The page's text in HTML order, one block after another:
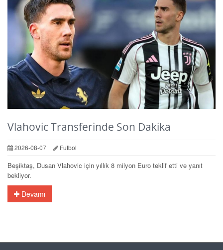
Vlahovic Transferinde Son Dakika
2026-08-07 Futbol
Beşiktaş, Dusan Vlahovic için yıllık 8 milyon Euro teklif etti ve yanıt
bekliyor.
Devamı